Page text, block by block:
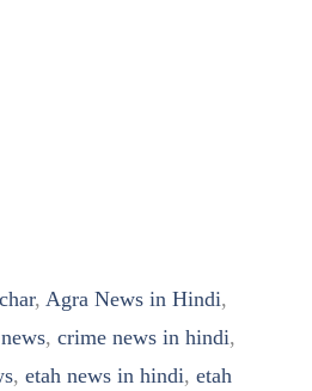
, Agra News in Hindi,
, crime news in hindi,
, etah news in hindi, etah